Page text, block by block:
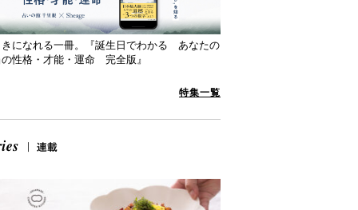
きになれる一冊。『誕生日でわかる あなたの
性格・才能・運命 完全版』
特集一覧